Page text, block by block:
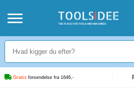
Gratis forsendelse fra 1646,-